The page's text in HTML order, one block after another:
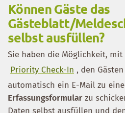
Können Gäste das
Gästeblatt/
selbst ausfüllen?
Sie haben die Möglichkeit, mit
Priority Check-In , den
automatisch ein E-Mail zu
Erfassungsformular zu
Daten selbst ausfüllen und